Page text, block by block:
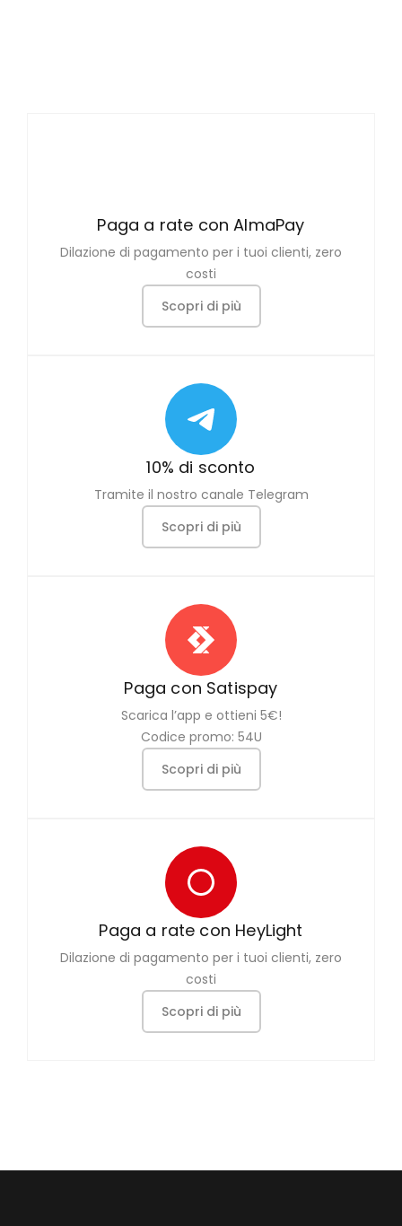
Paga a rate con AlmaPay
Dilazione di pagamento per i tuoi clienti, zero
costi
Scopri di più
10% di sconto
Tramite il nostro canale Telegram
Scopri di più
Paga con Satispay
Scarica l’app e ottieni 5€!
Codice promo: 54U
Scopri di più
Paga a rate con HeyLight
Dilazione di pagamento per i tuoi clienti, zero
costi
Scopri di più